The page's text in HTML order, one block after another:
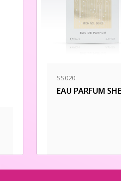
SS020
EAU PARFUM